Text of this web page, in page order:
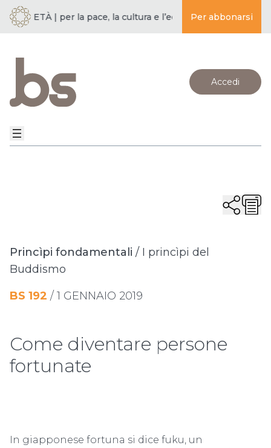
SOCIETÀ | per la pace, la cultura e l’educazione ·BUDDISMO
Per abbonarsi
Accedi
Princìpi fondamentali / I princìpi del
Buddismo
BS 192 / 1 GENNAIO 2019
Come diventare persone
fortunate
In giapponese fortuna si dice fuku, un